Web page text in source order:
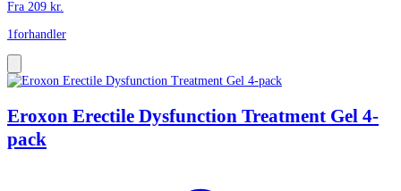
Fra 209 kr.
1forhandler
Eroxon Erectile Dysfunction Treatment Gel 4-
pack